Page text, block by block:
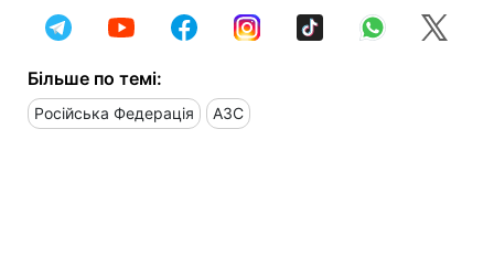
Більше по темі:
Російська Федерація АЗС